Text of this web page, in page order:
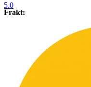
Frakt:
Vi erbjuder avhämtning i
ske efter de tider som vi
inkommen betalning.
Sker ingen avhämtning
och du blir blockerad från
5.0